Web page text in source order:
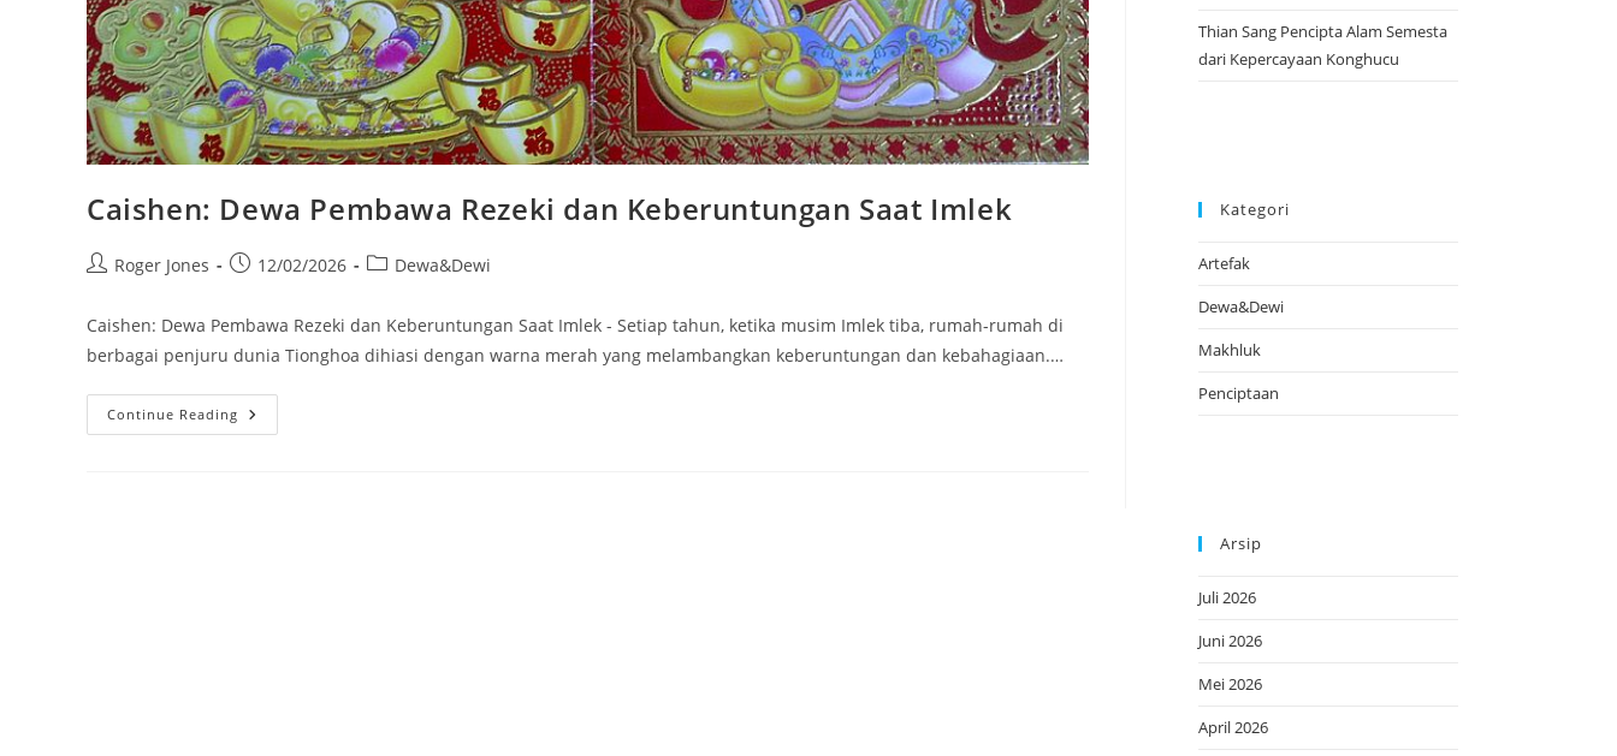
Caishen: Dewa Pembawa Rezeki dan Keberuntungan Saat Imlek
PostRoger Jones
Post12/02/2026
PostDewa&Dewi
Caishen: Dewa Pembawa Rezeki dan Keberuntungan Saat Imlek - Setiap tahun, ketika musim Imlek tiba, rumah-rumah di
berbagai penjuru dunia Tionghoa dihiasi dengan warna merah yang melambangkan keberuntungan dan kebahagiaan.…
Continue Reading Caishen:
Dewa
Thian Sang Pencipta Alam Semesta
dari Kepercayaan Konghucu
Kategori
Artefak
Dewa&Dewi
Makhluk
Penciptaan
Arsip
Juli 2026
Juni 2026
Mei 2026
April 2026